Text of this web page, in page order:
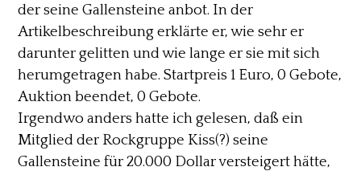
der seine Gallensteine anbot. In der
Artikelbeschreibung erklärte er, wie sehr er
darunter gelitten und wie lange er sie mit sich
herumgetragen habe. Startpreis 1 Euro, 0 Gebote,
Auktion beendet, 0 Gebote.
Irgendwo anders hatte ich gelesen, daß ein
Mitglied der Rockgruppe Kiss(?) seine
Gallensteine für 20.000 Dollar versteigert hätte,